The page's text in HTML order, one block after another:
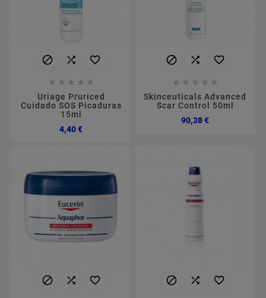
  
    
Uriage Pruriced
Cuidado SOS Picaduras
15ml
4,40 €Preço
  
    
Skinceuticals Advanced
Scar Control 50ml
90,38 €Preço
     